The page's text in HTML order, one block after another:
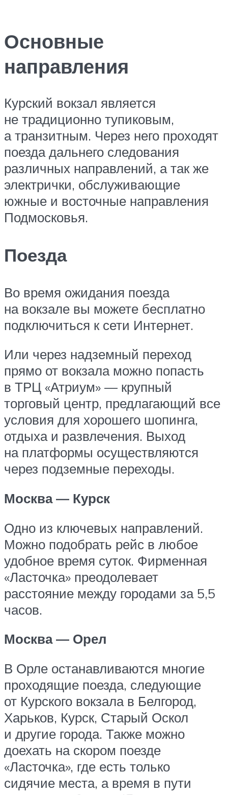
Основные
направления
Курский вокзал является
не традиционно тупиковым,
а транзитным. Через него проходят
поезда дальнего следования
различных направлений, а так же
электрички, обслуживающие
южные и восточные направления
Подмосковья.
Поезда
Во время ожидания поезда
на вокзале вы можете бесплатно
подключиться к сети Интернет.
Или через надземный переход
прямо от вокзала можно попасть
в ТРЦ «Атриум» — крупный
торговый центр, предлагающий все
условия для хорошего шопинга,
отдыха и развлечения. Выход
на платформы осуществляются
через подземные переходы.
Москва — Курск
Одно из ключевых направлений.
Можно подобрать рейс в любое
удобное время суток. Фирменная
«Ласточка» преодолевает
расстояние между городами за 5,5
часов.
Москва — Орел
В Орле останавливаются многие
проходящие поезда, следующие
от Курского вокзала в Белгород,
Харьков, Курск, Старый Оскол
и другие города. Также можно
доехать на скором поезде
«Ласточка», где есть только
сидячие места, а время в пути